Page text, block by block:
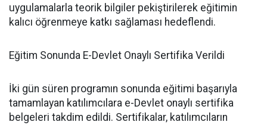
uygulamalarla teorik bilgiler pekiştirilerek eğitimin
kalıcı öğrenmeye katkı sağlaması hedeflendi.
Eğitim Sonunda E-Devlet Onaylı Sertifika Verildi
İki gün süren programın sonunda eğitimi başarıyla
tamamlayan katılımcılara e-Devlet onaylı sertifika
belgeleri takdim edildi. Sertifikalar, katılımcıların